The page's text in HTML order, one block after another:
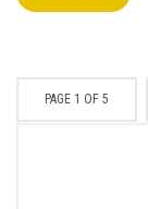
PAGE 1 OF 5